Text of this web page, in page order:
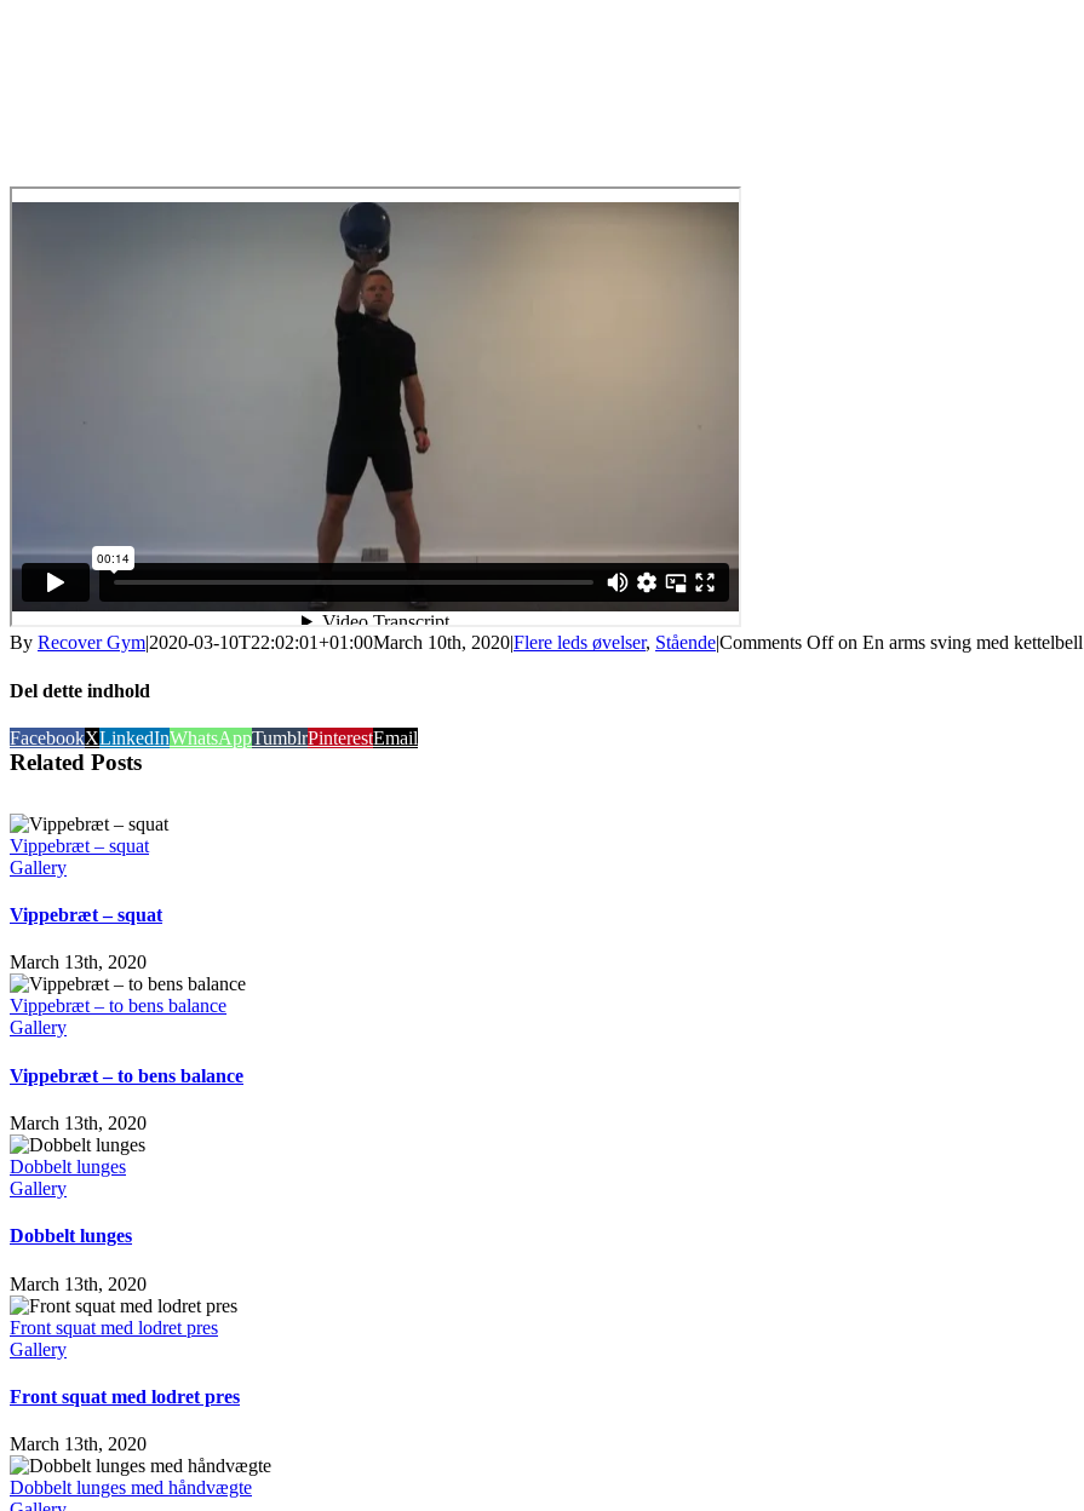
By Recover Gym|2020-03-10T22:02:01+01:00March 10th, 2020|Flere leds øvelser, Stående|Comments Offon En arms sving med kettelbell
Del dette indhold
FacebookXLinkedInWhatsAppTumblrPinterestEmail
Related Posts
Vippebræt – squat
Gallery
Vippebræt – squat
March 13th, 2020
Vippebræt – to bens balance
Gallery
Vippebræt – to bens balance
March 13th, 2020
Dobbelt lunges
Gallery
Dobbelt lunges
March 13th, 2020
Front squat med lodret pres
Gallery
Front squat med lodret pres
March 13th, 2020
Dobbelt lunges med håndvægte